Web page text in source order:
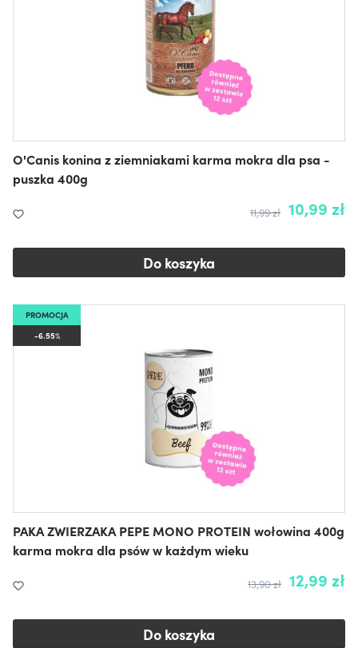
O'Canis konina z ziemniakami karma mokra dla psa -
puszka 400g
10,99 zł
11,99 zł
Do koszyka
PROMOCJA
-6.55%
PAKA ZWIERZAKA PEPE MONO PROTEIN wołowina 400g
karma mokra dla psów w każdym wieku
12,99 zł
13,90 zł
Do koszyka